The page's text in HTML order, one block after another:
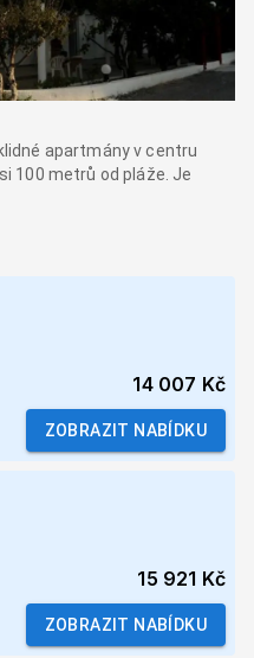
apartmány v centru
100 metrů od pláže. Je
14 007 Kč
ZOBRAZIT NABÍDKU
15 921 Kč
ZOBRAZIT NABÍDKU